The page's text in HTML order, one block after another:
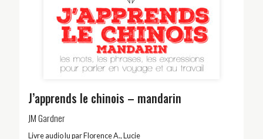
J’apprends le chinois – mandarin
JM Gardner
Livre audio lu par Florence A., Lucie